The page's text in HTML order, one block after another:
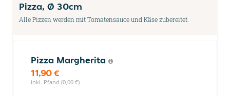
Pizza, Ø 30cm
Alle Pizzen werden mit Tomatensauce und Käse zubereitet.
Pizza Margherita
11,90 €
inkl. Pfand (0,00 €)